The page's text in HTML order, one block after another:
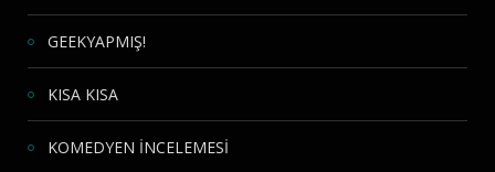
GEEKYAPMIŞ!
KISA KISA
KOMEDYEN İNCELEMESİ